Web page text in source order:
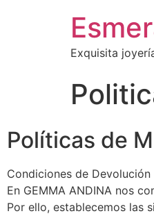
Exquisita
Políticas de
Condiciones de
En GEMMA ANDINA nos
Por ello, establecemos las